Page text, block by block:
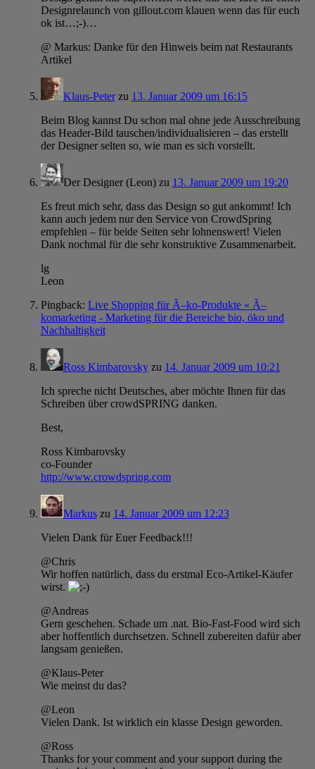
Designrelaunch von gillout.com klauen wenn das für euch
ok ist…;-)…
@ Markus: Danke für den Hinweis beim nat Restaurants
Artikel
Klaus-Peterzu 13. Januar 2009 um 16:15
Beim Blog kannst Du schon mal ohne jede Ausschreibung
das Header-Bild tauschen/individualisieren – das erstellt
der Designer selten so, wie man es sich vorstellt.
Der Designer (Leon)zu 13. Januar 2009 um 19:20
Es freut mich sehr, dass das Design so gut ankommt! Ich
kann auch jedem nur den Service von CrowdSpring
empfehlen – für beide Seiten sehr lohnenswert! Vielen
Dank nochmal für die sehr konstruktive Zusammenarbeit.
lg
Leon
Pingback: Live Shopping für Ã–ko-Produkte « Ã–
komarketing - Marketing für die Bereiche bio, öko und
Nachhaltigkeit
Ross Kimbarovskyzu 14. Januar 2009 um 10:21
Ich spreche nicht Deutsches, aber möchte Ihnen für das
Schreiben über crowdSPRING danken.
Best,
Ross Kimbarovsky
co-Founder
http://www.crowdspring.com
Markuszu 14. Januar 2009 um 12:23
Vielen Dank für Euer Feedback!!!
@Chris
Wir hoffen natürlich, dass du erstmal Eco-Artikel-Käufer
wirst.
@Andreas
Gern geschehen. Schade um .nat. Bio-Fast-Food wird sich
aber hoffentlich durchsetzen. Schnell zubereiten dafür aber
langsam genießen.
@Klaus-Peter
Wie meinst du das?
@Leon
Vielen Dank. Ist wirklich ein klasse Design geworden.
@Ross
Thanks for your comment and your support during the